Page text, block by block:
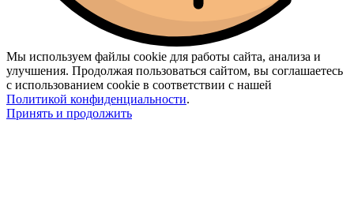
Мы используем файлы cookie для работы сайта, анализа и
улучшения. Продолжая пользоваться сайтом, вы соглашаетесь
с использованием cookie в соответствии с нашей
Политикой конфиденциальности.
Принять и продолжить